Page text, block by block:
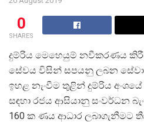
0
SHARES
දුම්රිය මෙහෙයුම් නවීකරණය කිරීම
සේවය විසින් සපයනු ලබන
ඉහළ නැංවීම තුළින් දුම්රිය
සඳහා රජය ආසියානු සංවර්ධන
160 ක ණය ආධාර ලබාගැනීමට